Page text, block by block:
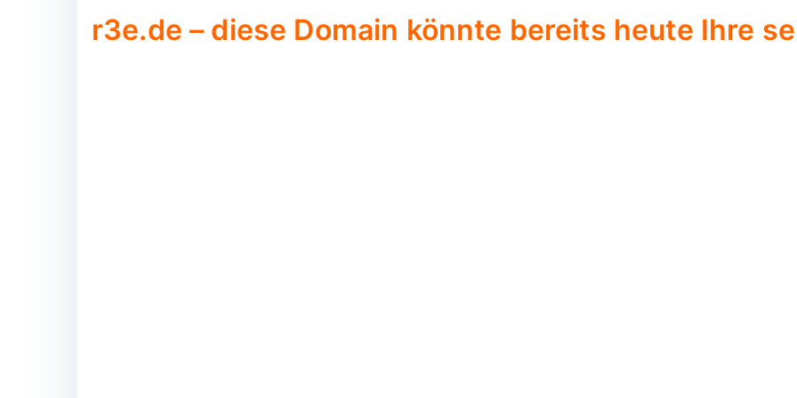
r3e.de – diese Domain könnte bereits heute Ihre